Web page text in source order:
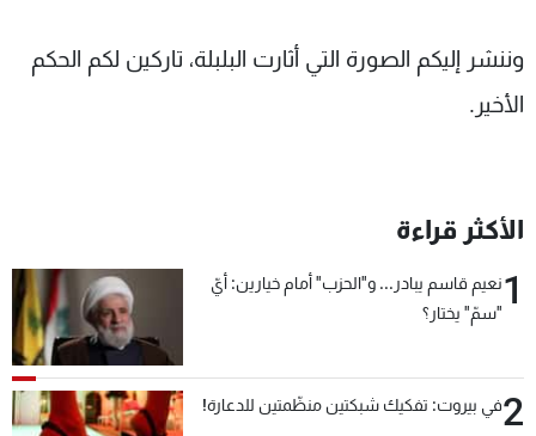
وننشر إليكم الصورة التي أثارت البلبلة، تاركين لكم الحكم
الأخير.
الأكثر قراءة
1نعيم قاسم يبادر... و"الحزب" أمام خيارين: أيّ
"سمّ" يختار؟
2في بيروت: تفكيك شبكتين منظّمتين للدعارة!